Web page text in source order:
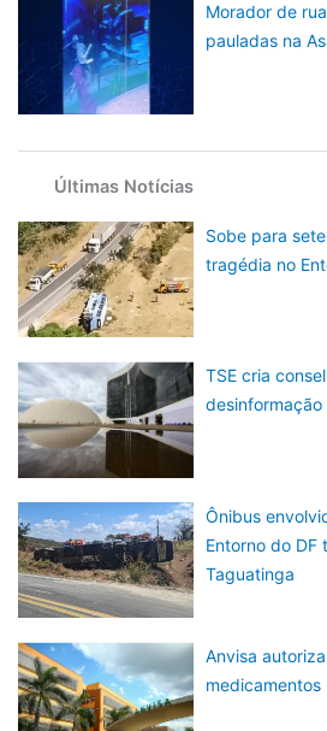
Morador de
pauladas na
Últimas Notícias
Sobe para
tragédia no
TSE cria
desinformação
Ônibus
Entorno do DF
Taguatinga
Anvisa
medicamentos